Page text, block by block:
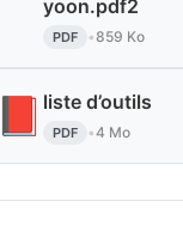
yoon.pdf2
PDF •859 Ko
liste d’outils
PDF •4 Mo